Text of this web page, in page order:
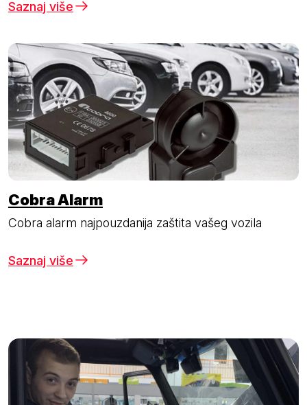
Saznaj više
Cobra Alarm
Cobra alarm najpouzdanija zaštita vašeg vozila
Saznaj više